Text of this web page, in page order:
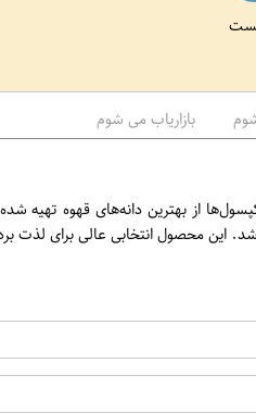
ف
هبازاریاب می شوم
است. این کپسول‌ها از بهترین دانه‌های